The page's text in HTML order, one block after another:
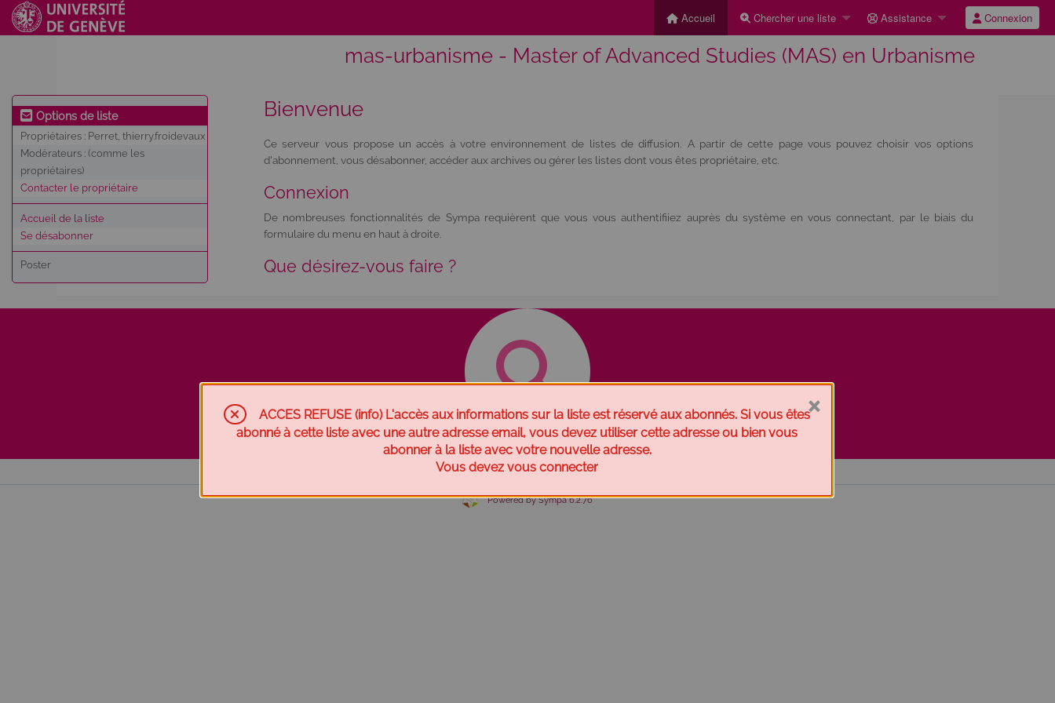
Accueil Chercher une liste Assistance Connexion
mas-urbanisme - Master of Advanced Studies (MAS) en Urbanisme
Options de liste
Propriétaires : Perret, thierry.froidevaux
Modérateurs : (comme les
propriétaires)
Contacter le propriétaire
Accueil de la liste
Se désabonner
Poster
Bienvenue
Ce serveur vous propose un accès à votre environnement de listes de diffusion. A partir de cette page vous pouvez choisir vos options
d'abonnement, vous désabonner, accéder aux archives ou gérer les listes dont vous êtes propriétaire, etc.
Connexion
De nombreuses fonctionnalités de Sympa requièrent que vous vous authentifiiez auprès du système en vous connectant, par le biais du
formulaire du menu en haut à droite.
Que désirez-vous faire ?
Chercher une liste
Powered by Sympa 6.2.76
ACCES REFUSE (info) L'accès aux informations sur la liste est réservé aux abonnés. Si vous êtes
abonné à cette liste avec une autre adresse email, vous devez utiliser cette adresse ou bien vous
abonner à la liste avec votre nouvelle adresse.
Vous devez vous connecter
×